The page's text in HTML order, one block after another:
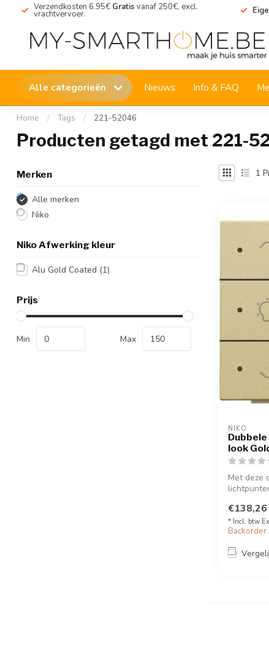
Verzendkosten 6.95€ Gratis vanaf 250€, excl.
vrachtvervoer.
Alle categorieën Nieuws Info & FAQ
Home / Tags / 221-52046
Producten getagd met 221-
Merken
Alle merken
Niko
Niko Afwerking kleur
Alu Gold Coated (1)
Prijs
Min Max
1
NIKO
look
Met deze
€138,26
* Incl. btw
Backorder